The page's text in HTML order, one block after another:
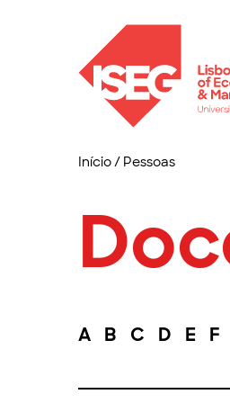
Início/ Pessoas
A B C D E F